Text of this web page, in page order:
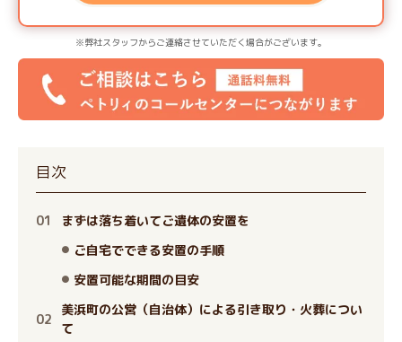
※弊社スタッフからご連絡させていただく場合がございます。
目次
まずは落ち着いてご遺体の安置を
ご自宅でできる安置の手順
安置可能な期間の目安
美浜町の公営（自治体）による引き取り・火葬につい
て